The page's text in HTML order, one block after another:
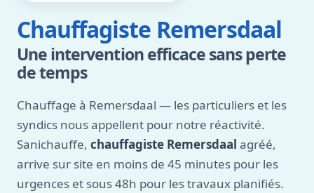
Chauffagiste Remersdaal
Une intervention efficace sans perte
de temps
Chauffage à Remersdaal — les particuliers et les
syndics nous appellent pour notre réactivité.
Sanichauffe, chauffagiste Remersdaal agréé,
arrive sur site en moins de 45 minutes pour les
urgences et sous 48h pour les travaux planifiés.